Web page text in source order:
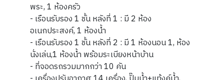
พระ, 1 ห้องครัว
- เรือนรับรอง 1 ชั้น หลังที่ 1 : มี 2 ห้อง
อเนกประสงค์, 1 ห้องน้ำ
- เรือนรับรอง 1 ชั้น หลังที่ 2 : มี 1 ห้องนอน 1, ห้อง
นั่งเล่น,1 ห้องน้ำ พร้อมระเบียงหน้าบ้าน
- ที่จอดรถรวมมากกว่า 10 คัน